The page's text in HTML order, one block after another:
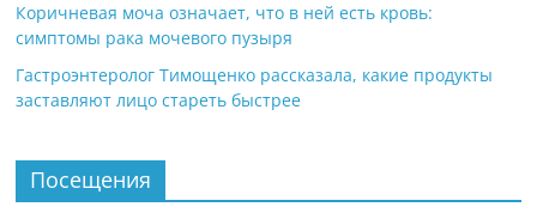
Коричневая моча означает, что в ней есть кровь:
симптомы рака мочевого пузыря
Гастроэнтеролог Тимощенко рассказала, какие продукты
заставляют лицо стареть быстрее
Посещения